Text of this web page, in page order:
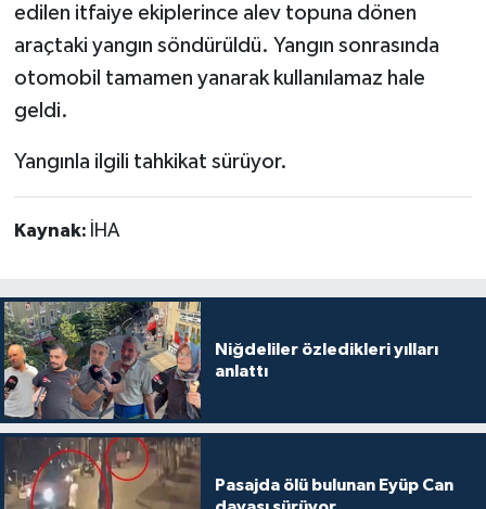
edilen itfaiye ekiplerince alev topuna dönen
araçtaki yangın söndürüldü. Yangın sonrasında
otomobil tamamen yanarak kullanılamaz hale
geldi.
Yangınla ilgili tahkikat sürüyor.
Kaynak: İHA
Niğdeliler özledikleri yılları
anlattı
Pasajda ölü bulunan Eyüp Can